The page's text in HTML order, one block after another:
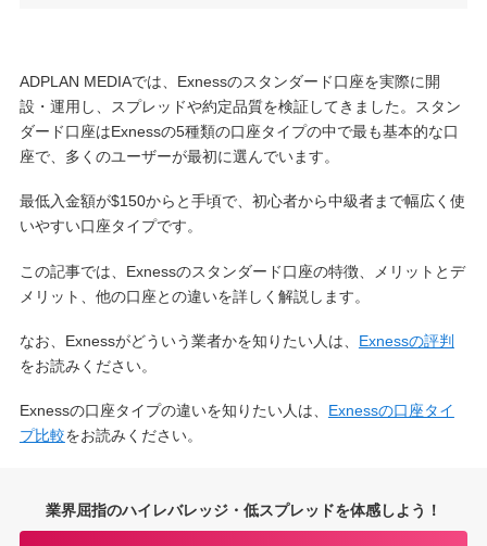
ADPLAN MEDIAでは、Exnessのスタンダード口座を実際に開
設・運用し、スプレッドや約定品質を検証してきました。スタン
ダード口座はExnessの5種類の口座タイプの中で最も基本的な口
座で、多くのユーザーが最初に選んでいます。
最低入金額が$150からと手頃で、初心者から中級者まで幅広く使
いやすい口座タイプです。
この記事では、Exnessのスタンダード口座の特徴、メリットとデ
メリット、他の口座との違いを詳しく解説します。
なお、Exnessがどういう業者かを知りたい人は、 Exnessの評判
をお読みください。
Exnessの口座タイプの違いを知りたい人は、 Exnessの口座タイ
プ比較をお読みください。
業界屈指のハイレバレッジ・低スプレッドを体感しよう！